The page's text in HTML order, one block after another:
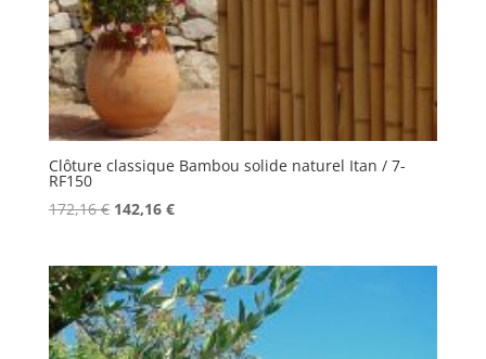
Clôture classique Bambou solide naturel Itan / 7-
RF150
172,16€ Le
était :
172,16 €.
142,16 €Le
est :
142,16 €.